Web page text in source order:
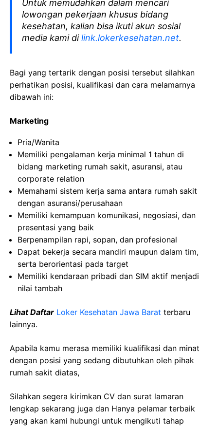
Untuk memudahkan dalam mencari
lowongan pekerjaan khusus bidang
kesehatan, kalian bisa ikuti akun sosial
media kami dilink.lokerkesehatan.net.
Bagi yang tertarik dengan posisi tersebut silahkan
perhatikan posisi, kualifikasi dan cara melamarnya
dibawah ini:
Marketing
Pria/Wanita
Memiliki pengalaman kerja minimal 1 tahun di
bidang marketing rumah sakit, asuransi, atau
corporate relation
Memahami sistem kerja sama antara rumah sakit
dengan asuransi/perusahaan
Memiliki kemampuan komunikasi, negosiasi, dan
presentasi yang baik
Berpenampilan rapi, sopan, dan profesional
Dapat bekerja secara mandiri maupun dalam tim,
serta berorientasi pada target
Memiliki kendaraan pribadi dan SIM aktif menjadi
nilai tambah
Lihat Daftar Loker Kesehatan Jawa Barat terbaru
lainnya.
Apabila kamu merasa memiliki kualifikasi dan minat
dengan posisi yang sedang dibutuhkan oleh pihak
rumah sakit diatas,
Silahkan segera kirimkan CV dan surat lamaran
lengkap sekarang juga dan Hanya pelamar terbaik
yang akan kami hubungi untuk mengikuti tahap